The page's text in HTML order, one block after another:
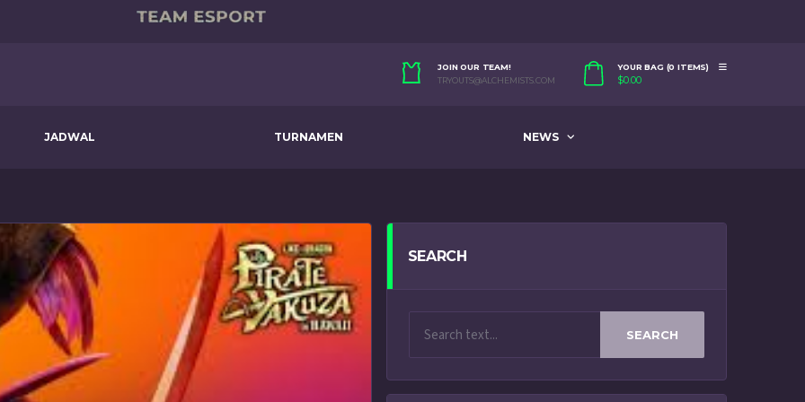
JOIN OUR TEAM!
TRYOUTS@ALCHEMISTS.COM
YOUR BAG (0 ITEMS)
$0.00
JADWAL TURNAMEN NEWS
SEARCH
SEARCH